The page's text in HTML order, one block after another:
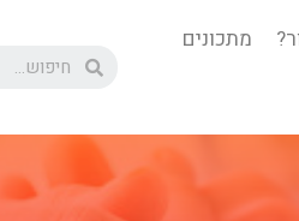
מתכונים